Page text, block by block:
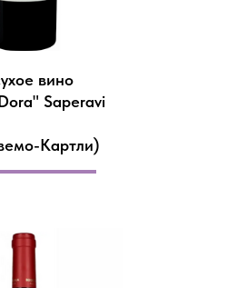
вино
Saperavi
Картли)